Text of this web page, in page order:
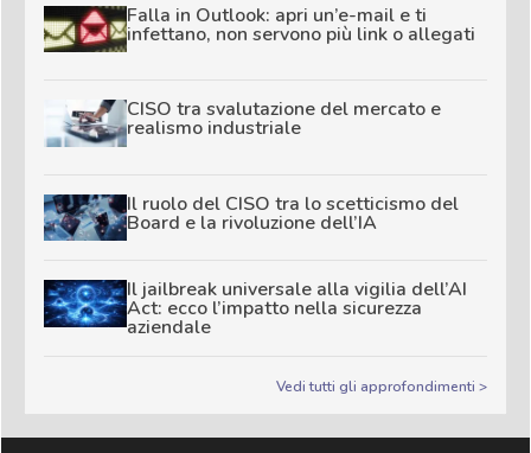
Falla in Outlook: apri un’e-mail e ti
infettano, non servono più link o allegati
CISO tra svalutazione del mercato e
realismo industriale
Il ruolo del CISO tra lo scetticismo del
Board e la rivoluzione dell’IA
Il jailbreak universale alla vigilia dell’AI
Act: ecco l’impatto nella sicurezza
aziendale
Vedi tutti gli approfondimenti >